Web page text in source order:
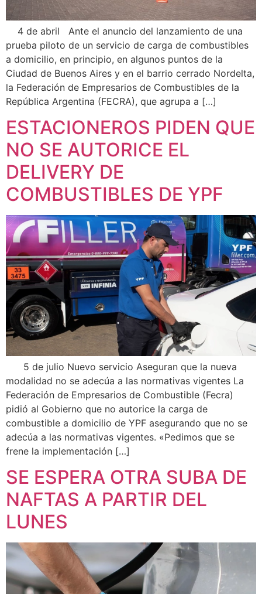
4 de abril Ante el anuncio del lanzamiento de una
prueba piloto de un servicio de carga de combustibles
a domicilio, en principio, en algunos puntos de la
Ciudad de Buenos Aires y en el barrio cerrado Nordelta,
la Federación de Empresarios de Combustibles de la
República Argentina (FECRA), que agrupa a […]
ESTACIONEROS PIDEN QUE
NO SE AUTORICE EL
DELIVERY DE
COMBUSTIBLES DE YPF
5 de julio Nuevo servicio Aseguran que la nueva
modalidad no se adecúa a las normativas vigentes La
Federación de Empresarios de Combustible (Fecra)
pidió al Gobierno que no autorice la carga de
combustible a domicilio de YPF asegurando que no se
adecúa a las normativas vigentes. «Pedimos que se
frene la implementación […]
SE ESPERA OTRA SUBA DE
NAFTAS A PARTIR DEL
LUNES